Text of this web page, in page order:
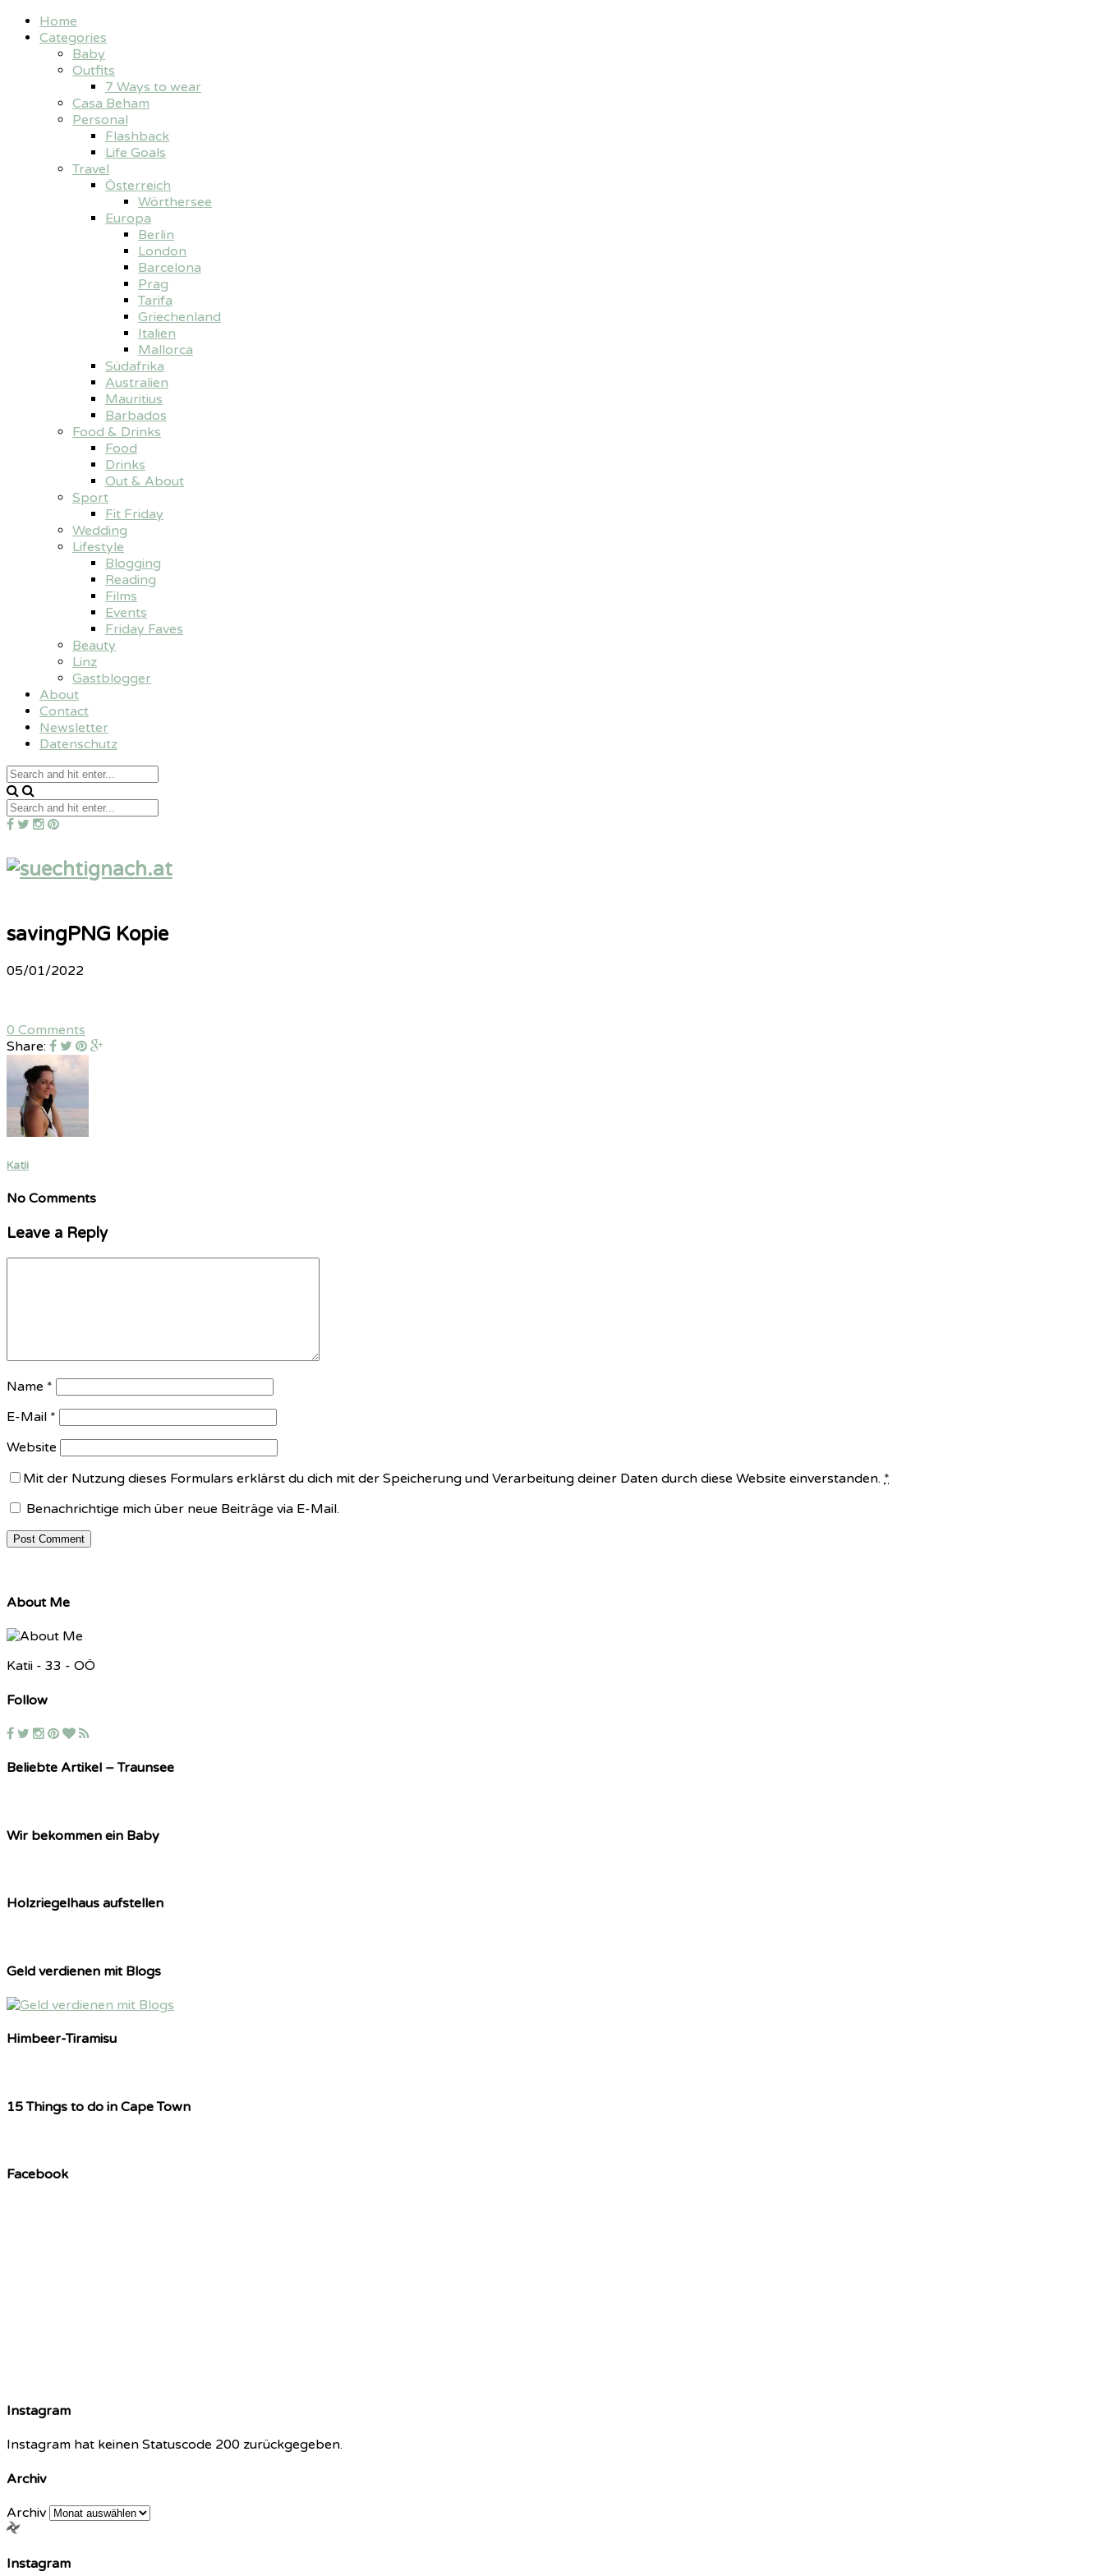
Home
Categories
Baby
Outfits
7 Ways to wear
Casa Beham
Personal
Flashback
Life Goals
Travel
Österreich
Wörthersee
Europa
Berlin
London
Barcelona
Prag
Tarifa
Griechenland
Italien
Mallorca
Südafrika
Australien
Mauritius
Barbados
Food & Drinks
Food
Drinks
Out & About
Sport
Fit Friday
Wedding
Lifestyle
Blogging
Reading
Films
Events
Friday Faves
Beauty
Linz
Gastblogger
About
Contact
Newsletter
Datenschutz
savingPNG Kopie
05/01/2022
0 Comments
Share:
Katii
No Comments
Leave a Reply
Name *
E-Mail *
Website
Mit der Nutzung dieses Formulars erklärst du dich mit der Speicherung und Verarbeitung deiner Daten durch diese Website einverstanden. *
Benachrichtige mich über neue Beiträge via E-Mail.
About Me
Katii - 33 - OÖ
Follow
Beliebte Artikel – Traunsee
Wir bekommen ein Baby
Holzriegelhaus aufstellen
Geld verdienen mit Blogs
Himbeer-Tiramisu
15 Things to do in Cape Town
Facebook
Instagram
Instagram hat keinen Statuscode 200 zurückgegeben.
Archiv
Archiv
Instagram